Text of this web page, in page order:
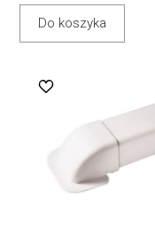
Do koszyka